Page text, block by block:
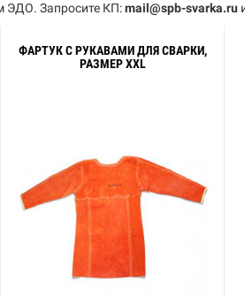
ЭДО. Запросите КП:mail@spb-svarka.ru
ФАРТУК С РУКАВАМИ ДЛЯ СВАРКИ,
РАЗМЕР XXL